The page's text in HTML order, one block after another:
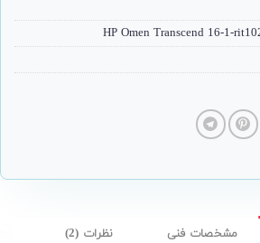
مشخصات فنی نظرات (2)